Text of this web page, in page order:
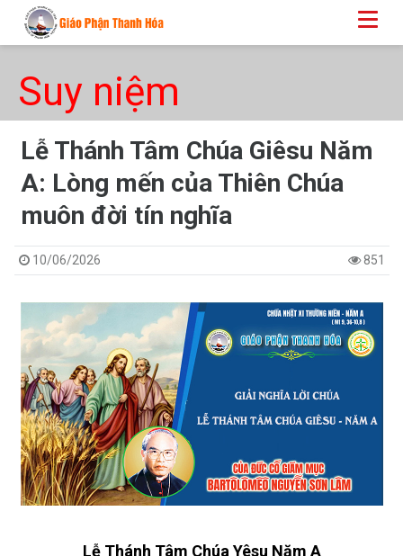
Suy niệm
Lễ Thánh Tâm Chúa Giêsu Năm
A: Lòng mến của Thiên Chúa
muôn đời tín nghĩa
10/06/2026 851
Lễ Thánh Tâm Chúa Yêsu Năm A